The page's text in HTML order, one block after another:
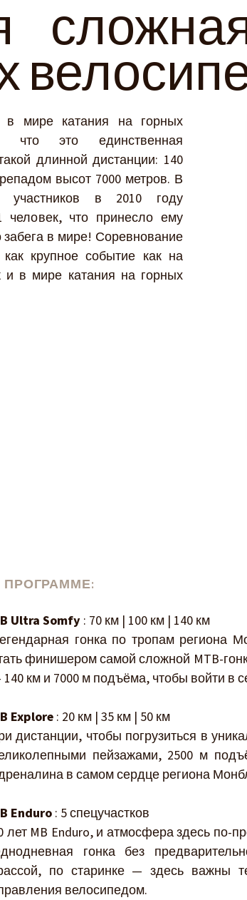
в мире катания на горных
что это единственная
длинной дистанции: 140
высот 7000 метров. В
в 2010 году
что принесло ему
забега в мире! Соревнование
крупное событие как на
и в мире катания на горных
ПРОГРАММЕ:
Ultra Somfy: 70 км | 100 км | 140 км
гонка по тропам региона
финишером самой сложной MTB-
км и 7000 м подъёма, чтобы войти в
Explore: 20 км | 35 км | 50 км
дистанции, чтобы погрузиться в
пейзажами, 2500 м
в самом сердце региона
Enduro : 5 спецучастков
лет MB Enduro, и атмосфера здесь по-
гонка без
по старинке — здесь важны
велосипедом.